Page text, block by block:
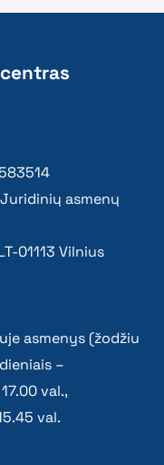
asmenų
01113 Vilnius
asmenys (žodžiu
–
val.,
val.